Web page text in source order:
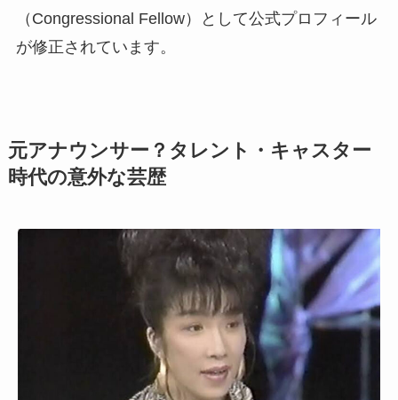
（Congressional Fellow）として公式プロフィール
が修正されています。
元アナウンサー？タレント・キャスター
時代の意外な芸歴